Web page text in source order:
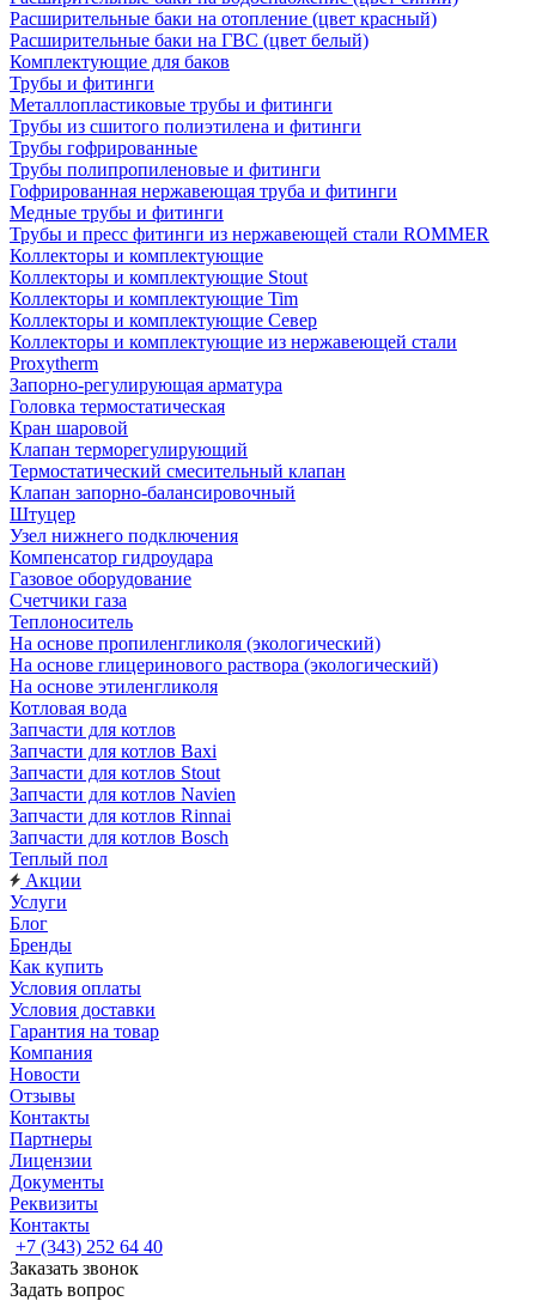
Расширительные баки на отопление (цвет красный)
Расширительные баки на ГВС (цвет белый)
Комплектующие для баков
Трубы и фитинги
Металлопластиковые трубы и фитинги
Трубы из сшитого полиэтилена и фитинги
Трубы гофрированные
Трубы полипропиленовые и фитинги
Гофрированная нержавеющая труба и фитинги
Медные трубы и фитинги
Трубы и пресс фитинги из нержавеющей стали ROMMER
Коллекторы и комплектующие
Коллекторы и комплектующие Stout
Коллекторы и комплектующие Tim
Коллекторы и комплектующие Север
Коллекторы и комплектующие из нержавеющей стали
Proxytherm
Запорно-регулирующая арматура
Головка термостатическая
Кран шаровой
Клапан терморегулирующий
Термостатический смесительный клапан
Клапан запорно-балансировочный
Штуцер
Узел нижнего подключения
Компенсатор гидроудара
Газовое оборудование
Счетчики газа
Теплоноситель
На основе пропиленгликоля (экологический)
На основе глицеринового раствора (экологический)
На основе этиленгликоля
Котловая вода
Запчасти для котлов
Запчасти для котлов Baxi
Запчасти для котлов Stout
Запчасти для котлов Navien
Запчасти для котлов Rinnai
Запчасти для котлов Bosch
Теплый пол
Акции
Услуги
Блог
Бренды
Как купить
Условия оплаты
Условия доставки
Гарантия на товар
Компания
Новости
Отзывы
Контакты
Партнеры
Лицензии
Документы
Реквизиты
Контакты
+7 (343) 252 64 40
Заказать звонок
Задать вопрос